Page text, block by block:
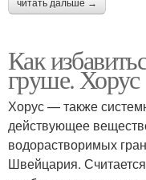
читать дальше →
Как
груше. Хорус
Хорус — также
действующее
водорастворимых
Швейцария.